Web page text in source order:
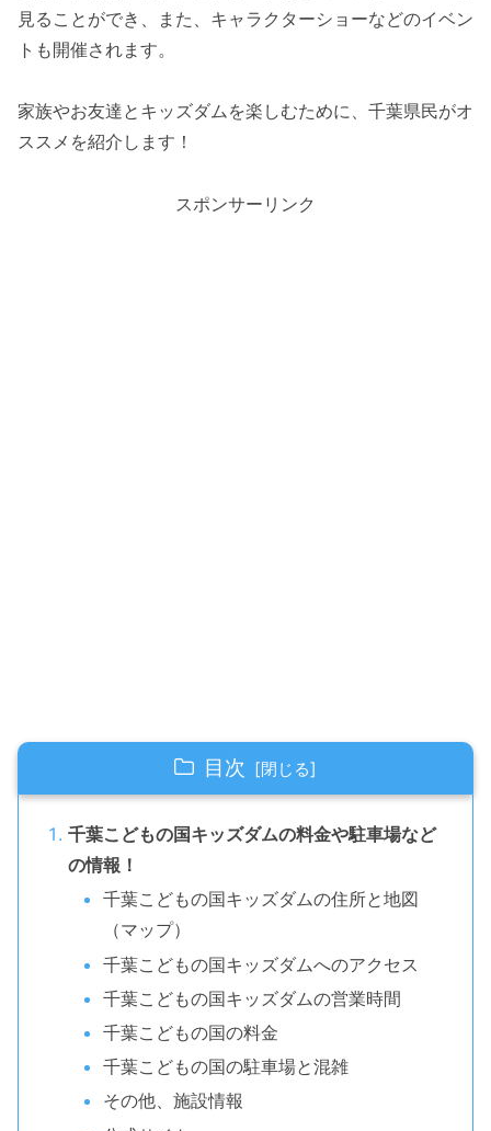
見ることができ、また、キャラクターショーなどのイベン
トも開催されます。
家族やお友達とキッズダムを楽しむために、千葉県民がオ
ススメを紹介します！
スポンサーリンク
目次
千葉こどもの国キッズダムの料金や駐車場など
の情報！
千葉こどもの国キッズダムの住所と地図
（マップ）
千葉こどもの国キッズダムへのアクセス
千葉こどもの国キッズダムの営業時間
千葉こどもの国の料金
千葉こどもの国の駐車場と混雑
その他、施設情報